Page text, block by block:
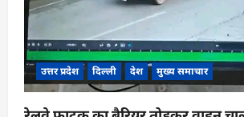
उत्तर प्रदेश दिल्ली देश मुख्य समाचार